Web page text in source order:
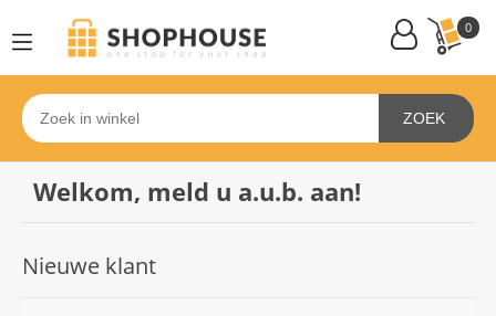
0
ZOEK
Welkom, meld u a.u.b. aan!
Nieuwe klant